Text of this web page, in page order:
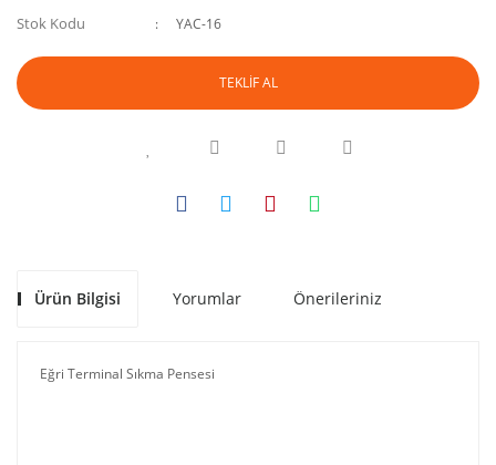
Stok Kodu YAC-16
TEKLİF AL
Ürün Bilgisi Yorumlar Önerileriniz
Eğri Terminal Sıkma Pensesi